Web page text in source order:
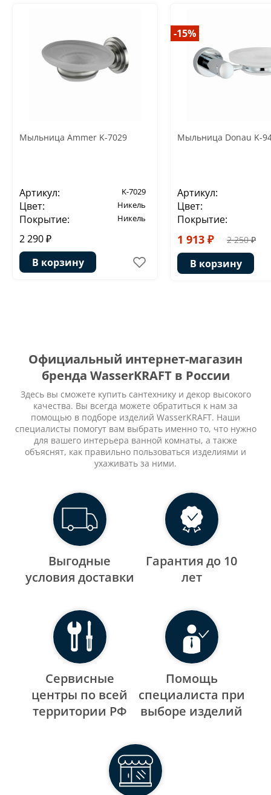
Мыльница Ammer K-7029
Артикул: K-7029
Цвет: Никель
Покрытие: Никель
2 290 ₽
В корзину
-15%
Мыльница Donau K-
Артикул:
Цвет:
Покрытие:
1 913 ₽ 2 250 ₽
В корзину
Официальный интернет-магазин
бренда WasserKRAFT в России
Здесь вы сможете купить сантехнику и декор высокого
качества. Вы всегда можете обратиться к нам за
помощью в подборе изделий WasserKRAFT. Наши
специалисты помогут вам выбрать именно то, что нужно
для вашего интерьера ванной комнаты, а также
объяснят, как правильно пользоваться изделиями и
ухаживать за ними.
Выгодные
уcловия доставки
Гарантия до 10
лет
Сервисные
центры по всей
территории РФ
Помощь
специалиста при
выборе изделий